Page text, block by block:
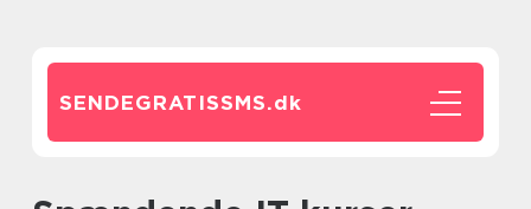
SENDEGRATISSMS.dk